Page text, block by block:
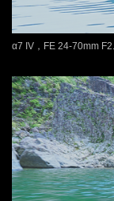
α7 IV，FE 24-70mm